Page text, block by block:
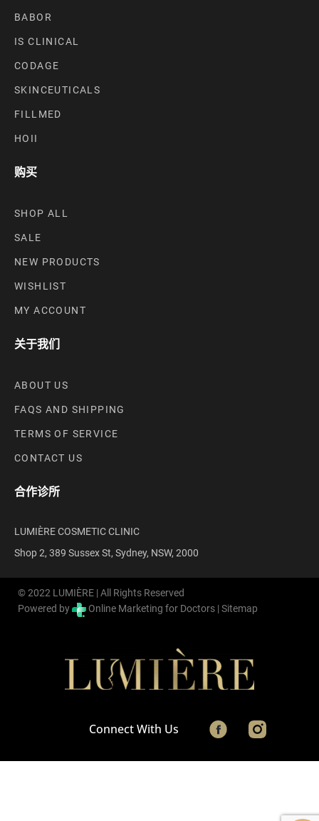
BABOR
IS CLINICAL
CODAGE
SKINCEUTICALS
FILLMED
HOII
购买
SHOP ALL
SALE
NEW PRODUCTS
WISHLIST
MY ACCOUNT
关于我们
ABOUT US
FAQS AND SHIPPING
TERMS OF SERVICE
CONTACT US
合作诊所
LUMIÈRE COSMETIC CLINIC
Shop 2, 389 Sussex St, Sydney, NSW, 2000
© 2022 LUMIÈRE | All Rights Reserved
Powered by
Online Marketing for Doctors |Sitemap
Connect With Us